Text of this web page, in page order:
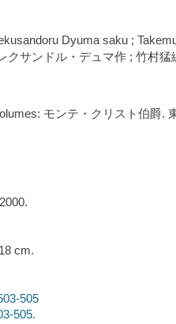
Dyuma saku ;
クサンドル・デュマ作 ; 竹村猛
モンテ・クリスト伯爵.
cm.
505
505.